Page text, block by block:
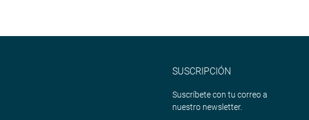
SUSCRIPCIÓN
Suscríbete con tu correo a
nuestro newsletter.